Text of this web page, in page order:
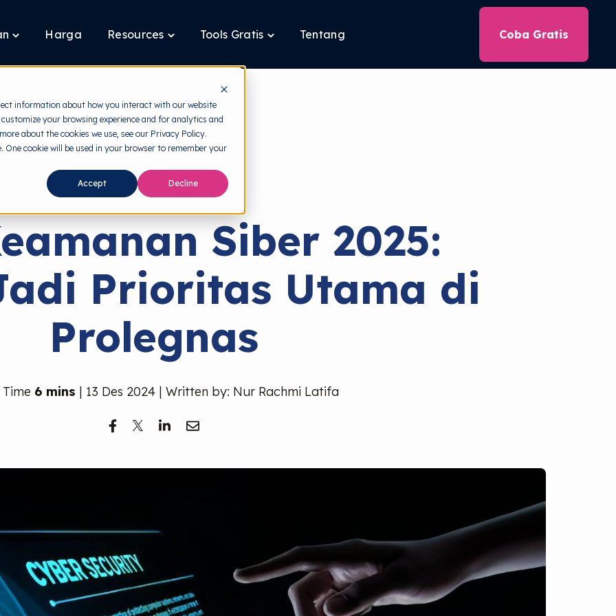
information about how you interact with our website
your browsing experience and for analytics and
about the cookies we use, see our Privacy Policy.
cookie will be used in your browser to remember your
Accept Decline
Toggle
Layanan
Harga Resources
Toggle
Resources
Tools Gratis
Toggle
Tools
Tentang Coba Gratis
Security Policy
Siber 2025:
Prioritas Utama di
Prolegnas
6 mins | 13 Des 2024 | Written by: Nur Rachmi Latifa